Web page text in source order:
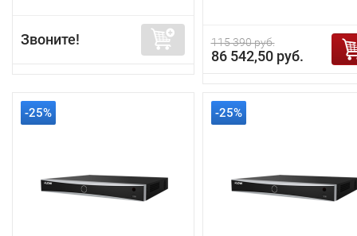
Звоните! 115 390 руб.
86 542,50 руб.
-25% -25%